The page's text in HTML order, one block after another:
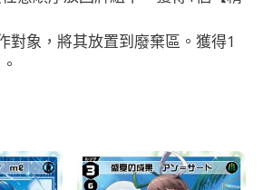
象，將其放置到廢棄區。獲得1